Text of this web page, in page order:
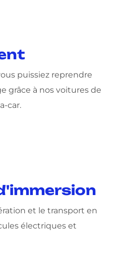
puissiez reprendre
grâce à nos voitures de
car.
et le transport en
électriques et